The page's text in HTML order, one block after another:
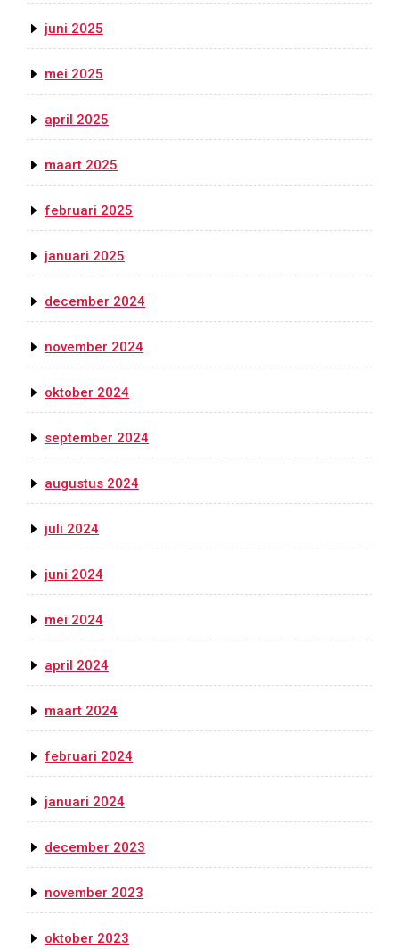
juni 2025
mei 2025
april 2025
maart 2025
februari 2025
januari 2025
december 2024
november 2024
oktober 2024
september 2024
augustus 2024
juli 2024
juni 2024
mei 2024
april 2024
maart 2024
februari 2024
januari 2024
december 2023
november 2023
oktober 2023